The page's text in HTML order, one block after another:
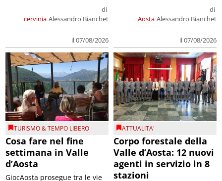
cervinia
di
Alessandro Bianchet
il 07/08/2026
Aosta
di
Alessandro Bianchet
il 07/08/2026
TURISMO & TEMPO LIBERO
Cosa fare nel fine
settimana in Valle
d’Aosta
GiocAosta prosegue tra le vie
ATTUALITA'
Corpo forestale della
Valle d’Aosta: 12 nuovi
agenti in servizio in 8
stazioni